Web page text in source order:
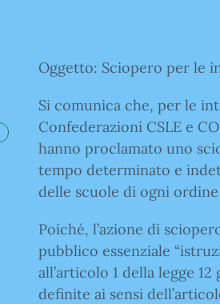
Oggetto: Sciopero per le
Si comunica che, per le
Confederazioni CSLE e
hanno proclamato uno
tempo determinato e
delle scuole di ogni ordine
Poiché, l’azione di
pubblico essenziale
all’articolo 1 della legge
definite ai sensi